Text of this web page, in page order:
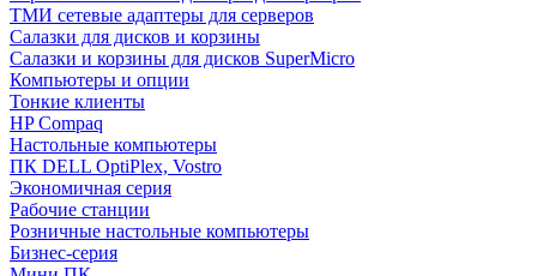
ТМИ сетевые адаптеры для серверов
Салазки для дисков и корзины
Салазки и корзины для дисков SuperMicro
Компьютеры и опции
Тонкие клиенты
HP Compaq
Настольные компьютеры
ПК DELL OptiPlex, Vostro
Экономичная серия
Рабочие станции
Розничные настольные компьютеры
Бизнес-серия